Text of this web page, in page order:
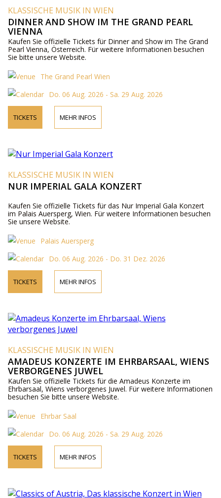
KLASSISCHE MUSIK IN WIEN
DINNER AND SHOW IM THE GRAND PEARL
VIENNA
Kaufen Sie offizielle Tickets für Dinner and Show im The Grand
Pearl Vienna, Österreich. Für weitere Informationen besuchen
Sie bitte unsere Website.
The Grand Pearl Wien
Do. 06 Aug. 2026 - Sa. 29 Aug. 2026
TICKETS MEHR INFOS
KLASSISCHE MUSIK IN WIEN
NUR IMPERIAL GALA KONZERT
Kaufen Sie offizielle Tickets für das Nur Imperial Gala Konzert
im Palais Auersperg, Wien. Für weitere Informationen besuchen
Sie unsere Website.
Palais Auersperg
Do. 06 Aug. 2026 - Do. 31 Dez. 2026
TICKETS MEHR INFOS
KLASSISCHE MUSIK IN WIEN
AMADEUS KONZERTE IM EHRBARSAAL, WIENS
VERBORGENES JUWEL
Kaufen Sie offizielle Tickets für die Amadeus Konzerte im
Ehrbarsaal, Wiens verborgenes Juwel. Für weitere Informationen
besuchen Sie bitte unsere Website.
Ehrbar Saal
Do. 06 Aug. 2026 - Sa. 29 Aug. 2026
TICKETS MEHR INFOS